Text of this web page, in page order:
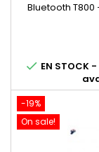
Bluetooth T800
1200
performances
 EN
-19%
On sale!